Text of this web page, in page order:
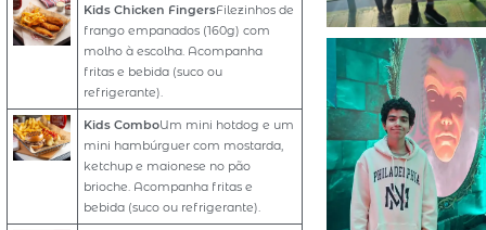
Kids Chicken FingersFilezinhos de
frango empanados (160g) com
molho à escolha. Acompanha
fritas e bebida (suco ou
refrigerante).
Kids ComboUm mini hotdog e um
mini hambúrguer com mostarda,
ketchup e maionese no pão
brioche. Acompanha fritas e
bebida (suco ou refrigerante).